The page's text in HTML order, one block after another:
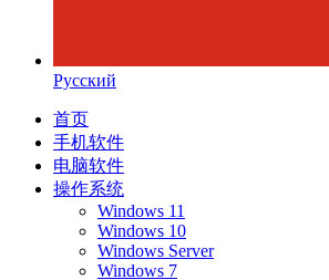
Русский
首页
手机软件
电脑软件
操作系统
Windows 11
Windows 10
Windows Server
Windows 7